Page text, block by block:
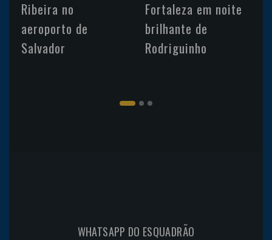
Ribeira no
aeroporto de
Salvador
Fortaleza em noite
brilhante de
Rodriguinho
WHATSAPP DO ESQUADRÃO